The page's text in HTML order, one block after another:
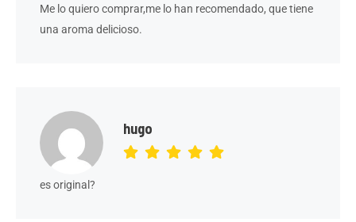
Me lo quiero comprar,me lo han recomendado, que tiene
una aroma delicioso.
hugo
es original?